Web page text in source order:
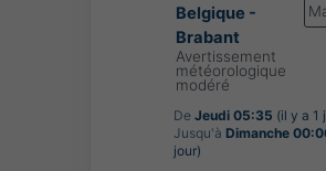
Belgique -
Brabant
Avertissement
météorologique
modéré
De Jeudi 05:35 (il y a 1
Jusqu'à Dimanche
jour)